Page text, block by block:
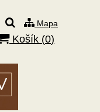
Mapa
Košík (0)